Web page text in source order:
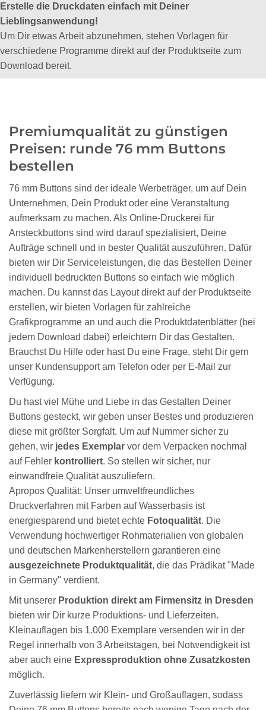
Erstelle die Druckdaten einfach mit Deiner
Lieblingsanwendung!
Um Dir etwas Arbeit abzunehmen, stehen Vorlagen für
verschiedene Programme direkt auf der Produktseite zum
Download bereit.
Premiumqualität zu günstigen
Preisen: runde 76 mm Buttons
bestellen
76 mm Buttons sind der ideale Werbeträger, um auf Dein
Unternehmen, Dein Produkt oder eine Veranstaltung
aufmerksam zu machen. Als Online-Druckerei für
Ansteckbuttons sind wird darauf spezialisiert, Deine
Aufträge schnell und in bester Qualität auszuführen. Dafür
bieten wir Dir Serviceleistungen, die das Bestellen Deiner
individuell bedruckten Buttons so einfach wie möglich
machen. Du kannst das Layout direkt auf der Produktseite
erstellen, wir bieten Vorlagen für zahlreiche
Grafikprogramme an und auch die Produktdatenblätter (bei
jedem Download dabei) erleichtern Dir das Gestalten.
Brauchst Du Hilfe oder hast Du eine Frage, steht Dir gern
unser Kundensupport am Telefon oder per E-Mail zur
Verfügung.
Du hast viel Mühe und Liebe in das Gestalten Deiner
Buttons gesteckt, wir geben unser Bestes und produzieren
diese mit größter Sorgfalt. Um auf Nummer sicher zu
gehen, wir jedes Exemplar vor dem Verpacken nochmal
auf Fehler kontrolliert. So stellen wir sicher, nur
einwandfreie Qualität auszuliefern.
Apropos Qualität: Unser umweltfreundliches
Druckverfahren mit Farben auf Wasserbasis ist
energiesparend und bietet echte Fotoqualität. Die
Verwendung hochwertiger Rohmaterialien von globalen
und deutschen Markenherstellern garantieren eine
ausgezeichnete Produktqualität, die das Prädikat "Made
in Germany" verdient.
Mit unserer Produktion direkt am Firmensitz in Dresden
bieten wir Dir kurze Produktions- und Lieferzeiten.
Kleinauflagen bis 1.000 Exemplare versenden wir in der
Regel innerhalb von 3 Arbeitstagen, bei Notwendigkeit ist
aber auch eine Expressproduktion ohne Zusatzkosten
möglich.
Zuverlässig liefern wir Klein- und Großauflagen, sodass